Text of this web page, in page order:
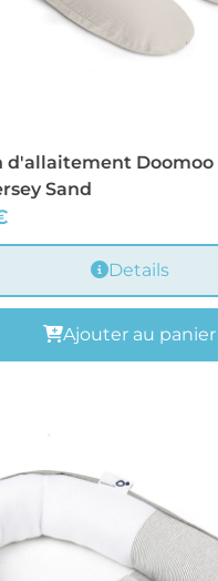
d'allaitement Doomoo
Sand
Details
Ajouter au panier